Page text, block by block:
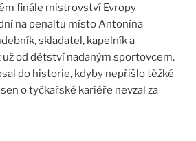
finále mistrovství Evropy
na penaltu místo Antonína
skladatel, kapelník a
od dětství nadaným sportovcem.
do historie, kdyby nepřišlo těžké
o tyčkařské kariéře nevzal za